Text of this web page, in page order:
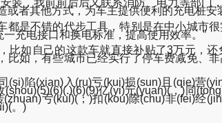
者其他方式，为车主提供便利的充电桩
不错的代步工具，特别是在中小城市
充电接口和换电标准，提高使用效率。”
自己的这款车就直接补贴了3万元，还
如，有些城市已经实行了停车费减免、
陷(xian)入(ru)亏(kui)损(sun)且(qie)营
亿(yi)元(yuan)(，)同
亏(kui)(；)扣(kou)除(chu)非(fei)经
。)